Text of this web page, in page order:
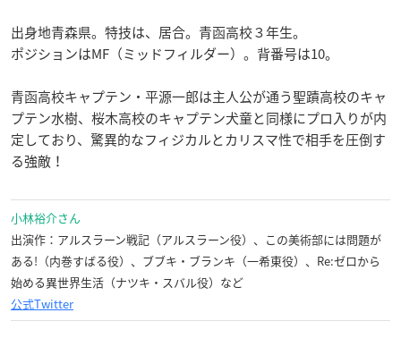
出身地青森県。特技は、居合。青函高校３年生。
ポジションはMF（ミッドフィルダー）。背番号は10。
青函高校キャプテン・平源一郎は主人公が通う聖蹟高校のキャ
プテン水樹、桜木高校のキャプテン犬童と同様にプロ入りが内
定しており、驚異的なフィジカルとカリスマ性で相手を圧倒す
る強敵！
小林裕介さん
出演作：アルスラーン戦記（アルスラーン役）、この美術部には問題が
ある!（内巻すばる役）、ブブキ・ブランキ（一希東役）、Re:ゼロから
始める異世界生活（ナツキ・スバル役）など
公式Twitter